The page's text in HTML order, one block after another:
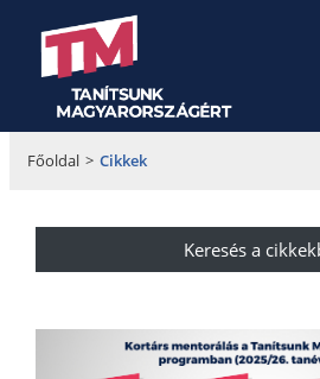
Főoldal > Cikkek
Keresés a